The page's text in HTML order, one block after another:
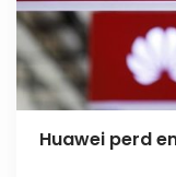
Huawei perd